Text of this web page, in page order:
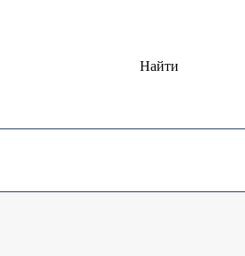
Найти